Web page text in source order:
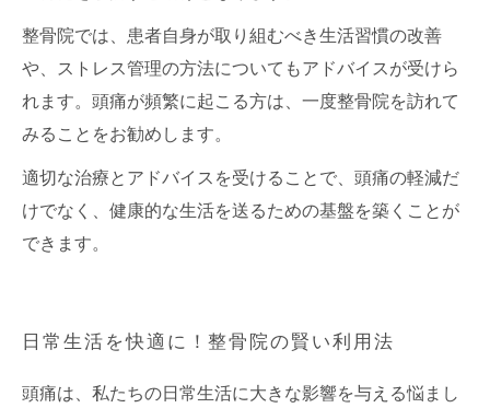
整骨院では、患者自身が取り組むべき生活習慣の改善
や、ストレス管理の方法についてもアドバイスが受けら
れます。頭痛が頻繁に起こる方は、一度整骨院を訪れて
みることをお勧めします。
適切な治療とアドバイスを受けることで、頭痛の軽減だ
けでなく、健康的な生活を送るための基盤を築くことが
できます。
日常生活を快適に！整骨院の賢い利用法
頭痛は、私たちの日常生活に大きな影響を与える悩まし